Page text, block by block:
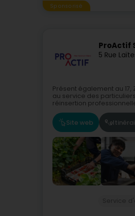
Sponsorisé
ProActif
5 Rue
Présent également au
au service des
réinsertion
Site web